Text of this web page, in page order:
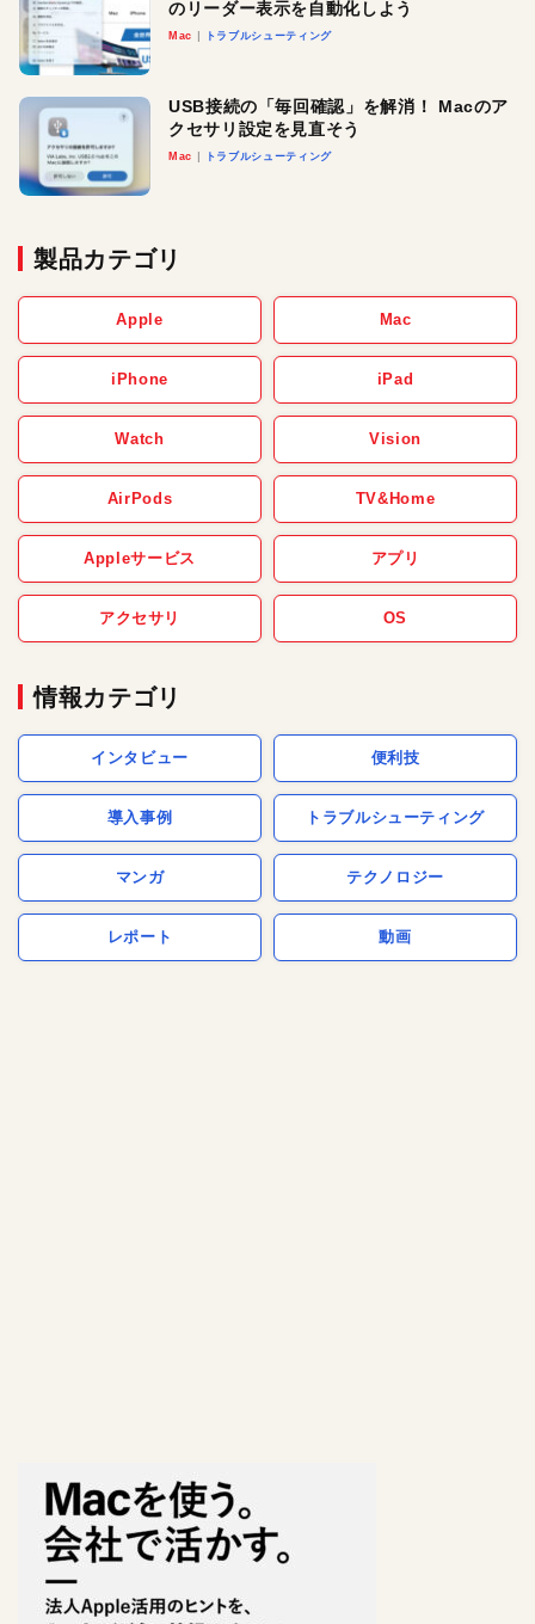
のリーダー表示を自動化しよう
Mac トラブルシューティング
USB接続の「毎回確認」を解消！ Macのア
クセサリ設定を見直そう
Mac トラブルシューティング
製品カテゴリ
Apple Mac
iPhone iPad
Watch Vision
AirPods TV&Home
Appleサービス アプリ
アクセサリ OS
情報カテゴリ
インタビュー 便利技
導入事例 トラブルシューティング
マンガ テクノロジー
レポート 動画